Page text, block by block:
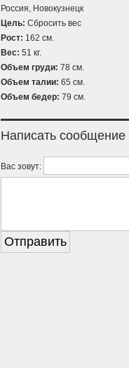
Россия, Новокузнецк
Цель: Сбросить вес
Рост: 162 см.
Вес: 51 кг.
Объем груди: 78 см.
Объем талии: 65 см.
Объем бедер: 79 см.
Написать сообщение
Вас зовут: